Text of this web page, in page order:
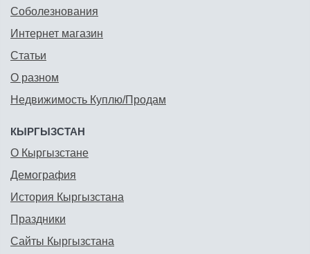
Соболезнования
Интернет магазин
Статьи
О разном
Недвижимость Куплю/Продам
КЫРГЫЗСТАН
О Кыргызстане
Демография
История Кыргызстана
Праздники
Сайты Кыргызстана